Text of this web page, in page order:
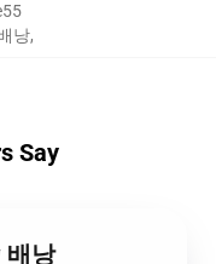
낭,
Say
배낭